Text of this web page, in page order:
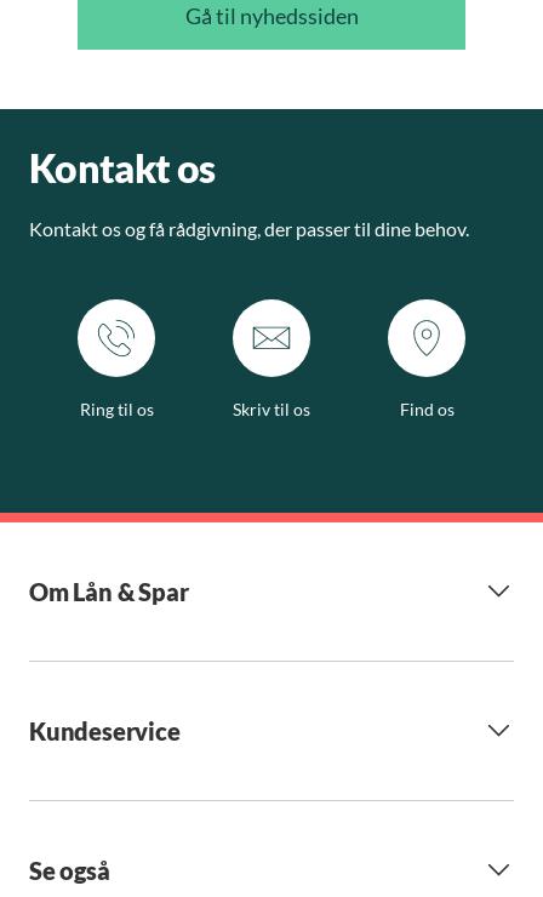
Gå til nyhedssiden
Kontakt os
Kontakt os og få rådgivning, der passer til dine behov.
Ring til os Skriv til os Find os
Om Lån & Spar
Kundeservice
Se også